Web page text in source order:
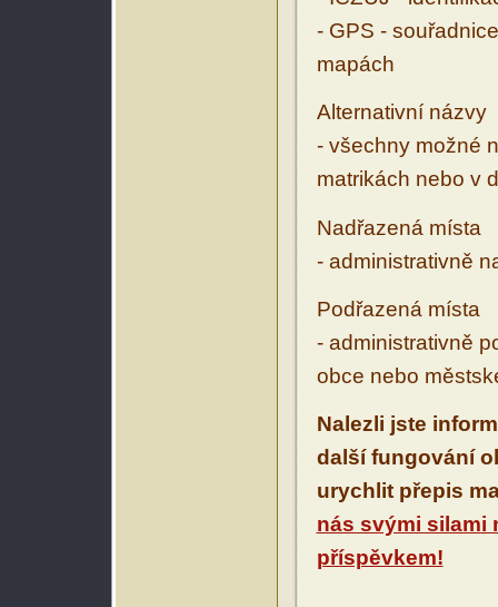
- GPS -
mapách
Alternativní názvy
- všechny možné
matrikách nebo v
Nadřazená místa
- administrativně
Podřazená místa
- administrativně
obce nebo
Nalezli jste
další fungování
urychlit přepis
nás svými silami
příspěvkem!